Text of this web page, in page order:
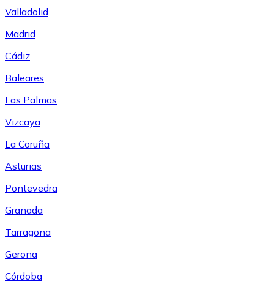
Valladolid
Madrid
Cádiz
Baleares
Las Palmas
Vizcaya
La Coruña
Asturias
Pontevedra
Granada
Tarragona
Gerona
Córdoba